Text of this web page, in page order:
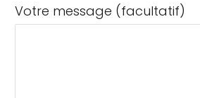
Votre message (facultatif)